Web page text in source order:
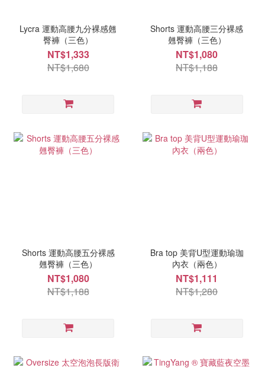
Lycra 運動高腰九分裸感翹
臀褲（三色）
NT$1,333
NT$1,680
Shorts 運動高腰三分裸感
翹臀褲（三色）
NT$1,080
NT$1,188
Shorts 運動高腰五分裸感
翹臀褲（三色）
NT$1,080
NT$1,188
Bra top 美背U型運動瑜珈
內衣（兩色）
NT$1,111
NT$1,280